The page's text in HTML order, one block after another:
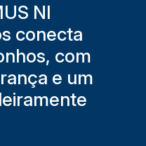
NI
conecta
com
e um